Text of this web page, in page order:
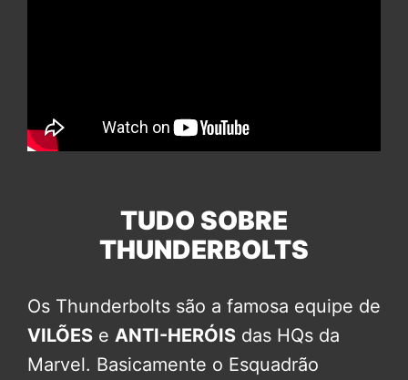
TUDO SOBRE
THUNDERBOLTS
Os Thunderbolts são a famosa equipe de
VILÕES e ANTI-HERÓIS das HQs da
Marvel. Basicamente o Esquadrão